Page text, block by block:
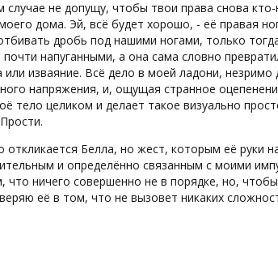
не допущу, чтобы твои права снова
дома. Эй, всё будет хорошо, - её правая
дробь под нашими ногами, только
напуганными, а она сама словно
изваяние. Всё дело в моей ладони, незримо
напряжения, и, ощущая странное
тело целиком и делает такое визуально
Белла, но жест, которым её руки
и определённо связанным с моими
ничего совершенно не в порядке, но,
её в том, что не вызовет никаких